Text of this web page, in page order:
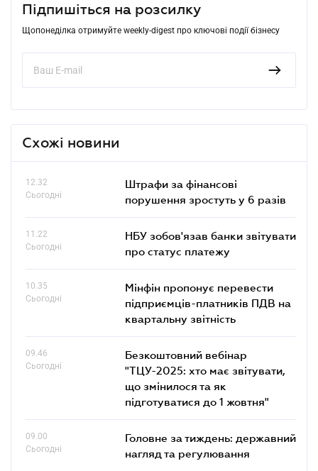
Підпишіться на розсилку
Щопонеділка отримуйте weekly-digest про ключові події бізнесу
Схожі новини
12.32
Сьогодні
Штрафи за фінансові
порушення зростуть у 6 разів
11.22
Сьогодні
НБУ зобов'язав банки звітувати
про статус платежу
10.35
Сьогодні
Мінфін пропонує перевести
підприємців-платників ПДВ на
квартальну звітність
09.46
Сьогодні
Безкоштовний вебінар
"ТЦУ-2025: хто має звітувати,
що змінилося та як
підготуватися до 1 жовтня"
09.00
Сьогодні
Головне за тиждень: державний
нагляд та регулювання